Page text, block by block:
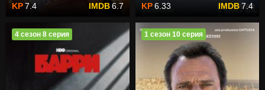
7.4 6.7 6.33 7.4
4 сезон 8 серия 1 сезон 10 серия